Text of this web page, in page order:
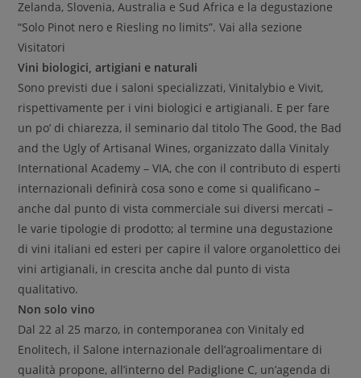
Zelanda, Slovenia, Australia e Sud Africa e la degustazione
“Solo Pinot nero e Riesling no limits”. Vai alla sezione
Visitatori
Vini biologici, artigiani e naturali
Sono previsti due i saloni specializzati, Vinitalybio e Vivit,
rispettivamente per i vini biologici e artigianali. E per fare
un po’ di chiarezza, il seminario dal titolo The Good, the Bad
and the Ugly of Artisanal Wines, organizzato dalla Vinitaly
International Academy – VIA, che con il contributo di esperti
internazionali definirà cosa sono e come si qualificano –
anche dal punto di vista commerciale sui diversi mercati –
le varie tipologie di prodotto; al termine una degustazione
di vini italiani ed esteri per capire il valore organolettico dei
vini artigianali, in crescita anche dal punto di vista
qualitativo.
Non solo vino
Dal 22 al 25 marzo, in contemporanea con Vinitaly ed
Enolitech, il Salone internazionale dell’agroalimentare di
qualità propone, all’interno del Padiglione C, un’agenda di